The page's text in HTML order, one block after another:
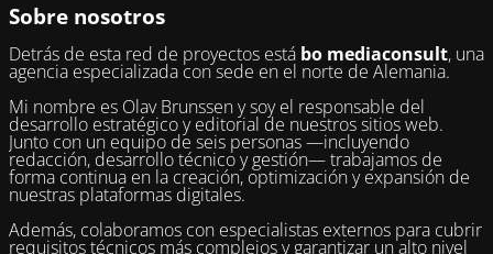
Sobre nosotros
Detrás de esta red de proyectos está bo mediaconsult, una
agencia especializada con sede en el norte de Alemania.
Mi nombre es Olav Brunssen y soy el responsable del
desarrollo estratégico y editorial de nuestros sitios web.
Junto con un equipo de seis personas —incluyendo
redacción, desarrollo técnico y gestión— trabajamos de
forma continua en la creación, optimización y expansión de
nuestras plataformas digitales.
Además, colaboramos con especialistas externos para cubrir
requisitos técnicos más complejos y garantizar un alto nivel